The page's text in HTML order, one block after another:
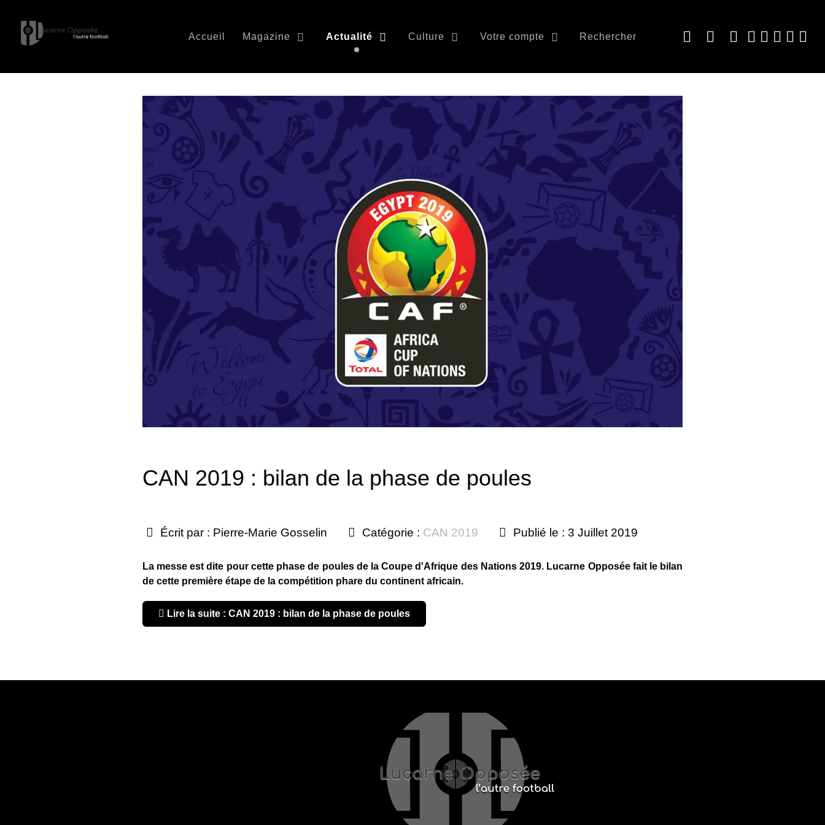
Accueil Magazine Actualité Culture Votre compte Rechercher
CAN 2019 : bilan de la phase de poules
Écrit par : Pierre-Marie Gosselin Catégorie : CAN 2019 Publié le : 3 Juillet 2019
La messe est dite pour cette phase de poules de la Coupe d'Afrique des Nations 2019. Lucarne Opposée fait le bilan
de cette première étape de la compétition phare du continent africain.
Lire la suite : CAN 2019 : bilan de la phase de poules